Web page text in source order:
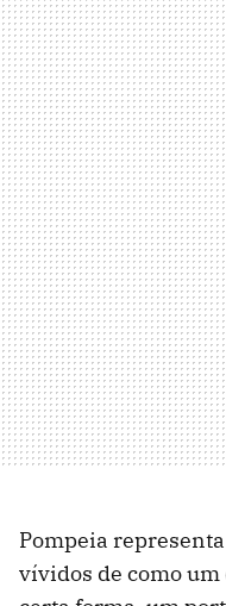
Pompeia
vívidos de como